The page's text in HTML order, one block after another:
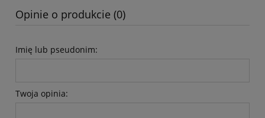
Opinie o produkcie (0)
Imię lub pseudonim:
Twoja opinia: